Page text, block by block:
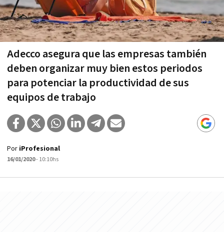
Adecco asegura que las empresas también
deben organizar muy bien estos periodos
para potenciar la productividad de sus
equipos de trabajo
Por iProfesional
16/01/2020- 10:10hs